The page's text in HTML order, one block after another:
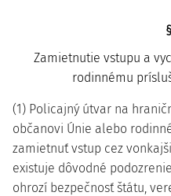
Zamietnutie vstupu a
rodinnému
(1) Policajný útvar na
občanovi Únie alebo
zamietnuť vstup cez
existuje dôvodné
ohrozí bezpečnosť štátu,